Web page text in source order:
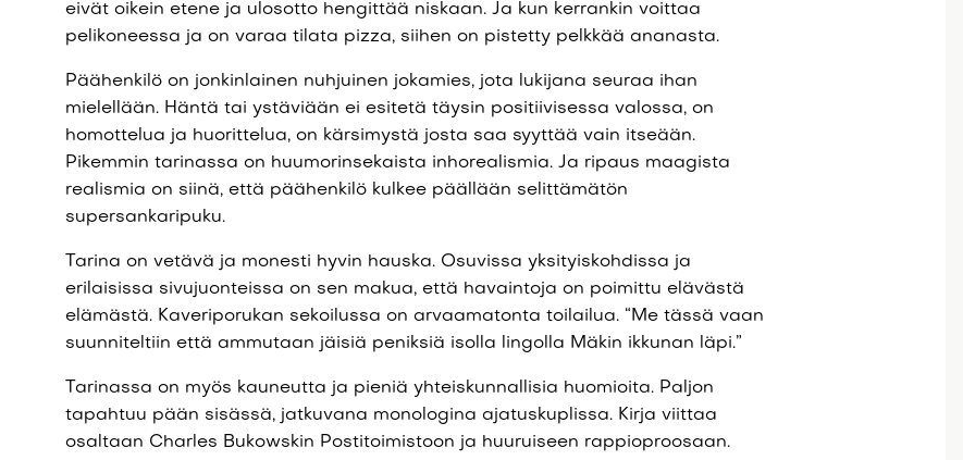
eivät oikein etene ja ulosotto hengittää niskaan. Ja kun kerrankin voittaa
pelikoneessa ja on varaa tilata pizza, siihen on pistetty pelkkää ananasta.
Päähenkilö on jonkinlainen nuhjuinen jokamies, jota lukijana seuraa ihan
mielellään. Häntä tai ystäviään ei esitetä täysin positiivisessa valossa, on
homottelua ja huorittelua, on kärsimystä josta saa syyttää vain itseään.
Pikemmin tarinassa on huumorinsekaista inhorealismia. Ja ripaus maagista
realismia on siinä, että päähenkilö kulkee päällään selittämätön
supersankaripuku.
Tarina on vetävä ja monesti hyvin hauska. Osuvissa yksityiskohdissa ja
erilaisissa sivujuonteissa on sen makua, että havaintoja on poimittu elävästä
elämästä. Kaveriporukan sekoilussa on arvaamatonta toilailua. “Me tässä vaan
suunniteltiin että ammutaan jäisiä peniksiä isolla lingolla Mäkin ikkunan läpi.”
Tarinassa on myös kauneutta ja pieniä yhteiskunnallisia huomioita. Paljon
tapahtuu pään sisässä, jatkuvana monologina ajatuskuplissa. Kirja viittaa
osaltaan Charles Bukowskin Postitoimistoon ja huuruiseen rappioproosaan.